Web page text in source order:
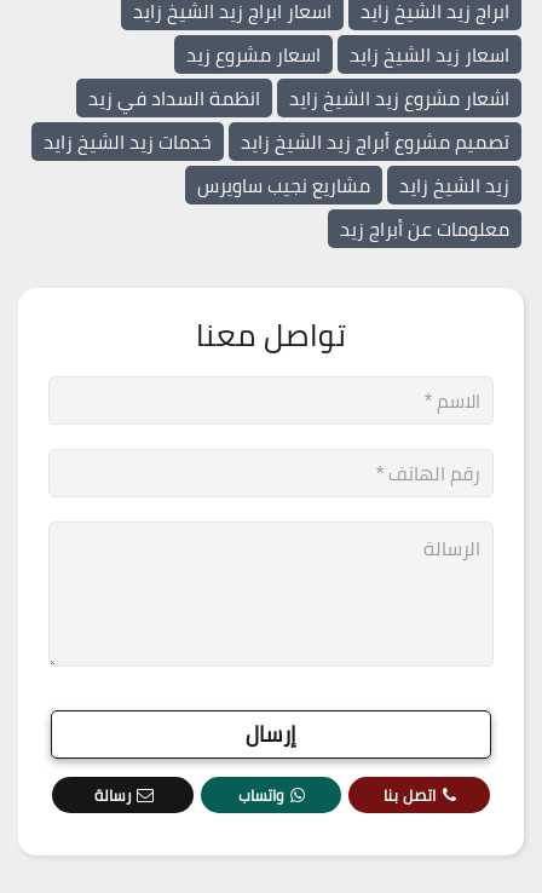
ابراج زيد الشيخ زايد
اسعار ابراج زيد الشيخ زايد
اسعار زيد الشيخ زايد
اسعار مشروع زيد
اشعار مشروع زيد الشيخ زايد
انظمة السداد في زيد
تصميم مشروع أبراج زيد الشيخ زايد
خدمات زيد الشيخ زايد
زيد الشيخ زايد
مشاريع نجيب ساويرس
معلومات عن أبراج زيد
تواصل معنا
اتصل بنا واتساب رسالة